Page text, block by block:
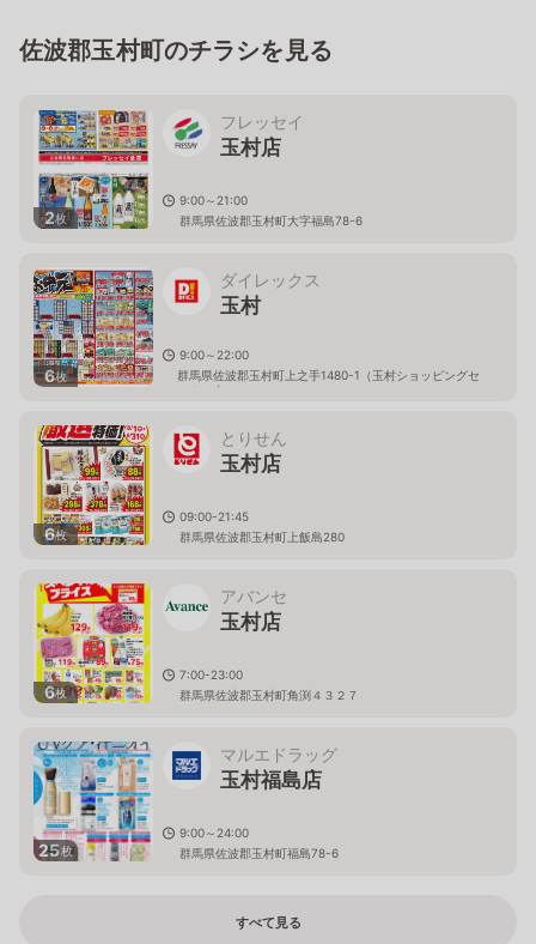
佐波郡玉村町のチラシを見る
2枚
フレッセイ
玉村店
9:00～21:00
群馬県佐波郡玉村町大字福島78-6
6枚
ダイレックス
玉村
9:00～22:00
群馬県佐波郡玉村町上之手1480-1（玉村ショッピングセ
ンター内）
6枚
とりせん
玉村店
09:00-21:45
群馬県佐波郡玉村町上飯島280
6枚
アバンセ
玉村店
7:00-23:00
群馬県佐波郡玉村町角渕４３２７
25枚
マルエドラッグ
玉村福島店
9:00～24:00
群馬県佐波郡玉村町福島78-6
すべて見る